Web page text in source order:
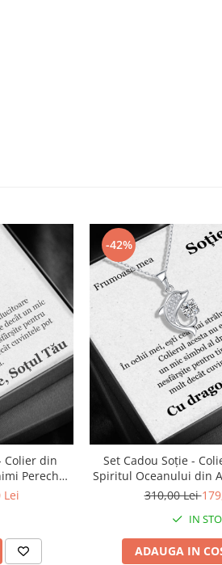
Colier din
Pereche,
cu
Lei
-42%
Set Cadou Soție -
Spiritul Oceanului din
cu rodiu, Cutie
310,00 Lei
IN
ADAUGA IN